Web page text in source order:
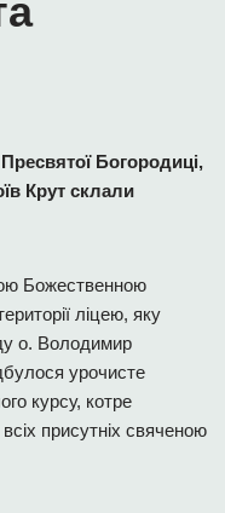
Богородиці,
Крут склали
Божественною
ліцею, яку
о. Володимир
урочисте
курсу, котре
присутніх свяченою